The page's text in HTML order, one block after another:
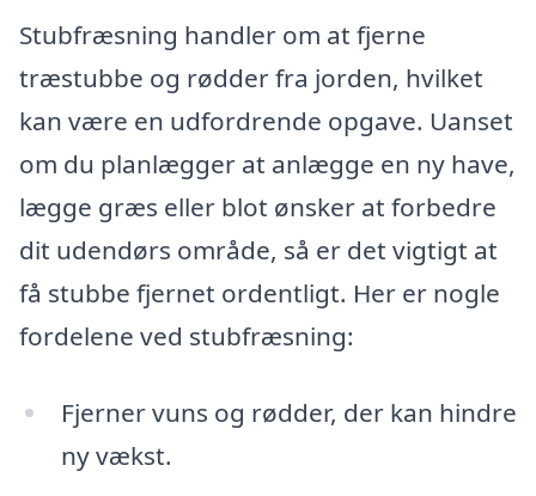
Stubfræsning handler om at fjerne
træstubbe og rødder fra jorden, hvilket
kan være en udfordrende opgave. Uanset
om du planlægger at anlægge en ny have,
lægge græs eller blot ønsker at forbedre
dit udendørs område, så er det vigtigt at
få stubbe fjernet ordentligt. Her er nogle
fordelene ved stubfræsning:
Fjerner vuns og rødder, der kan hindre
ny vækst.